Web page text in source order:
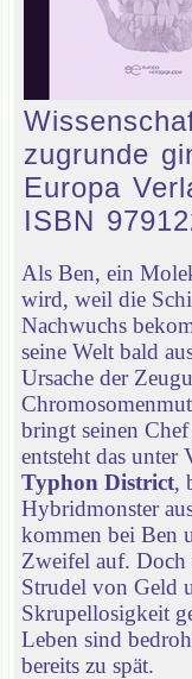
zugrunde
Europa
ISBN
Als Ben, ein
wird, weil die
Nachwuchs
seine Welt bald
Ursache der
bringt seinen
entsteht das unter
Typhon District,
Hybridmonster
kommen bei Ben
Zweifel auf. Doch
Strudel von Geld
Skrupellosigkeit
Leben sind
bereits zu spät.